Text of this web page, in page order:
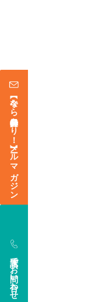
【今なら登録特典あり！】メールマガジン
電話でお問い合わせ